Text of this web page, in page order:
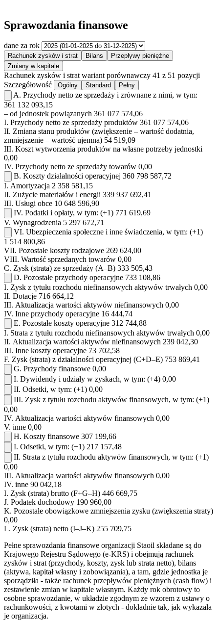
Sprawozdania finansowe
dane za rok
Rachunek zysków i strat Bilans
Przepływy pieniężne
Zmiany w kapitale
Rachunek zysków i strat wariant porównawczy 41 z 51 pozycji
Szczegółowość
Ogólny Standard Pełny
A. Przychody netto ze sprzedaży i zrównane z nimi, w tym:
361 132 093,15
– od jednostek powiązanych 361 077 574,06
I. Przychody netto ze sprzedaży produktów 361 077 574,06
II. Zmiana stanu produktów (zwiększenie – wartość dodatnia,
zmniejszenie – wartość ujemna) 54 519,09
III. Koszt wytworzenia produktów na własne potrzeby jednostki
0,00
IV. Przychody netto ze sprzedaży towarów 0,00
B. Koszty działalności operacyjnej 360 798 587,72
I. Amortyzacja 2 358 581,15
II. Zużycie materiałów i energii 339 937 692,41
III. Usługi obce 10 648 596,90
IV. Podatki i opłaty, w tym: (+1) 771 619,69
V. Wynagrodzenia 5 297 672,71
VI. Ubezpieczenia społeczne i inne świadczenia, w tym: (+1)
1 514 800,86
VII. Pozostałe koszty rodzajowe 269 624,00
VIII. Wartość sprzedanych towarów 0,00
C. Zysk (strata) ze sprzedaży (A–B) 333 505,43
D. Pozostałe przychody operacyjne 733 108,86
I. Zysk z tytułu rozchodu niefinansowych aktywów trwałych 0,00
II. Dotacje 716 664,12
III. Aktualizacja wartości aktywów niefinansowych 0,00
IV. Inne przychody operacyjne 16 444,74
E. Pozostałe koszty operacyjne 312 744,88
I. Strata z tytułu rozchodu niefinansowych aktywów trwałych 0,00
II. Aktualizacja wartości aktywów niefinansowych 239 042,30
III. Inne koszty operacyjne 73 702,58
F. Zysk (strata) z działalności operacyjnej (C+D–E) 753 869,41
G. Przychody finansowe 0,00
I. Dywidendy i udziały w zyskach, w tym: (+4) 0,00
II. Odsetki, w tym: (+1) 0,00
III. Zysk z tytułu rozchodu aktywów finansowych, w tym: (+1)
0,00
IV. Aktualizacja wartości aktywów finansowych 0,00
V. inne 0,00
H. Koszty finansowe 307 199,66
I. Odsetki, w tym: (+1) 217 157,48
II. Strata z tytułu rozchodu aktywów finansowych, w tym: (+1)
0,00
III. Aktualizacja wartości aktywów finansowych 0,00
IV. inne 90 042,18
I. Zysk (strata) brutto (F+G–H) 446 669,75
J. Podatek dochodowy 190 960,00
K. Pozostałe obowiązkowe zmniejszenia zysku (zwiększenia straty)
0,00
L. Zysk (strata) netto (I–J–K) 255 709,75
Pełne sprawozdania finansowe organizacji Staoil składane są do
Krajowego Rejestru Sądowego (e-KRS) i obejmują rachunek
zysków i strat (przychody, koszty, zysk lub strata netto), bilans
(aktywa, kapitał własny i zobowiązania), a tam, gdzie jednostka je
sporządziła - także rachunek przepływów pieniężnych (cash flow) i
zestawienie zmian w kapitale własnym. Każdy rok obrotowy to
osobne sprawozdanie, w układzie zgodnym ze wzorem z ustawy o
rachunkowości, z kwotami w złotych - dokładnie tak, jak wykazała
je organizacja.